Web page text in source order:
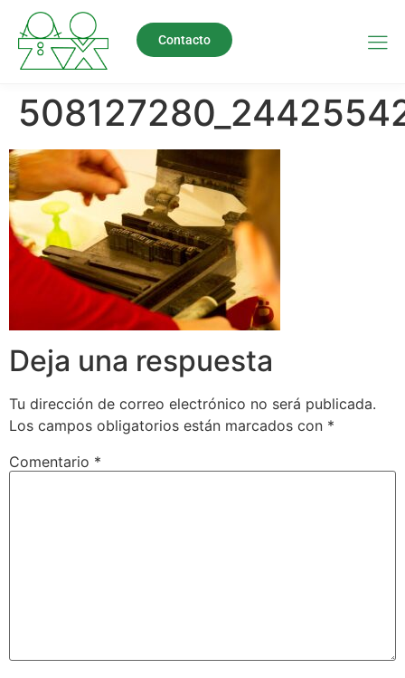
Contacto
Deja una respuesta
Tu dirección de correo electrónico no será publicada.
Los campos obligatorios están marcados con *
Comentario *